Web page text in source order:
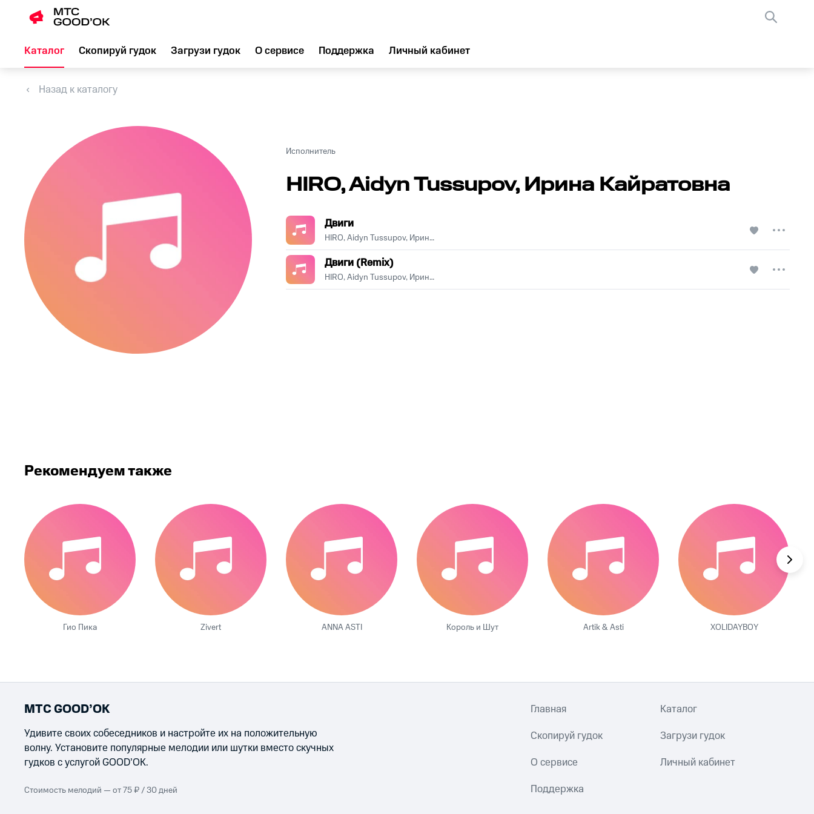
Каталог Скопируй гудок Загрузи гудок О сервисе Поддержка Личный кабинет
Назад к каталогу
Исполнитель
HIRO, Aidyn Tussupov, Ирина Кайратовна
Двиги
HIRO, Aidyn Tussupov, Ирина Кайратовна
Двиги (Remix)
HIRO, Aidyn Tussupov, Ирина Кайратовна
Рекомендуем также
Гио Пика Zivert ANNA ASTI Король и Шут Artik & Asti XOLIDAYBOY
МТС GOOD’OK
Удивите своих собеседников и настройте их на положительную
волну. Установите популярные мелодии или шутки вместо скучных
гудков с услугой GOOD’OK.
Стоимость мелодий — от 75 ₽ / 30 дней
Главная Каталог
Скопируй гудок Загрузи гудок
О сервисе Личный кабинет
Поддержка